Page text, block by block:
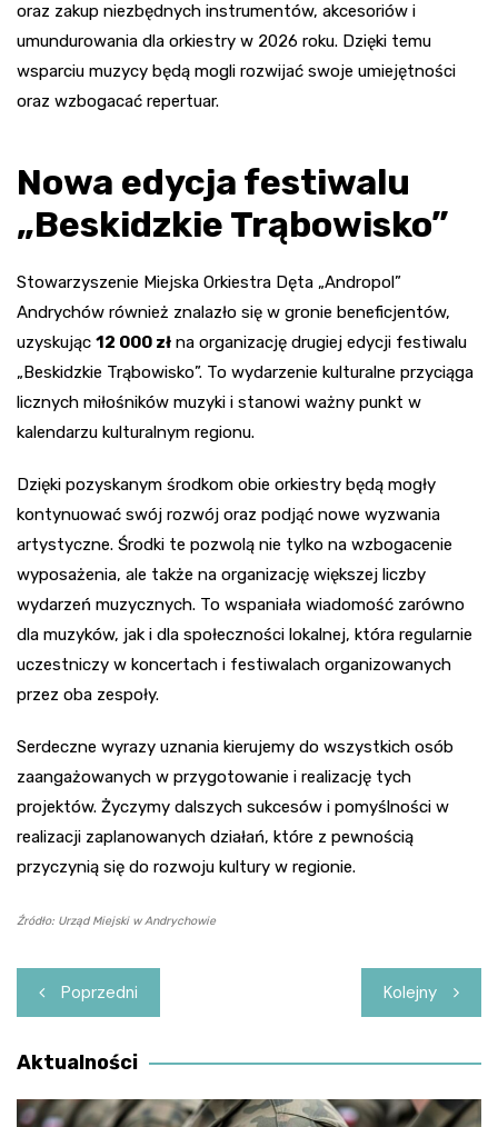
oraz zakup niezbędnych instrumentów, akcesoriów i
umundurowania dla orkiestry w 2026 roku. Dzięki temu
wsparciu muzycy będą mogli rozwijać swoje umiejętności
oraz wzbogacać repertuar.
Nowa edycja festiwalu
„Beskidzkie Trąbowisko”
Stowarzyszenie Miejska Orkiestra Dęta „Andropol”
Andrychów również znalazło się w gronie beneficjentów,
uzyskując 12 000 zł na organizację drugiej edycji festiwalu
„Beskidzkie Trąbowisko”. To wydarzenie kulturalne przyciąga
licznych miłośników muzyki i stanowi ważny punkt w
kalendarzu kulturalnym regionu.
Dzięki pozyskanym środkom obie orkiestry będą mogły
kontynuować swój rozwój oraz podjąć nowe wyzwania
artystyczne. Środki te pozwolą nie tylko na wzbogacenie
wyposażenia, ale także na organizację większej liczby
wydarzeń muzycznych. To wspaniała wiadomość zarówno
dla muzyków, jak i dla społeczności lokalnej, która regularnie
uczestniczy w koncertach i festiwalach organizowanych
przez oba zespoły.
Serdeczne wyrazy uznania kierujemy do wszystkich osób
zaangażowanych w przygotowanie i realizację tych
projektów. Życzymy dalszych sukcesów i pomyślności w
realizacji zaplanowanych działań, które z pewnością
przyczynią się do rozwoju kultury w regionie.
Źródło: Urząd Miejski w Andrychowie
Nawigacja
wpisu
Poprzedni Kolejny
Aktualności